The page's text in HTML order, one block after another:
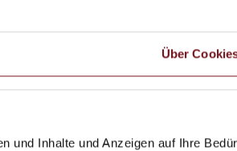
Über
und Inhalte und Anzeigen auf Ihre
die datenschutzrechtlichen
und der Behörden (§ 3 und
geben.